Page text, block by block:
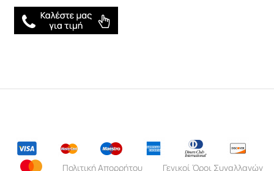
Πολιτική Απορρήτου Γενικοί Όροι Συναλλαγών